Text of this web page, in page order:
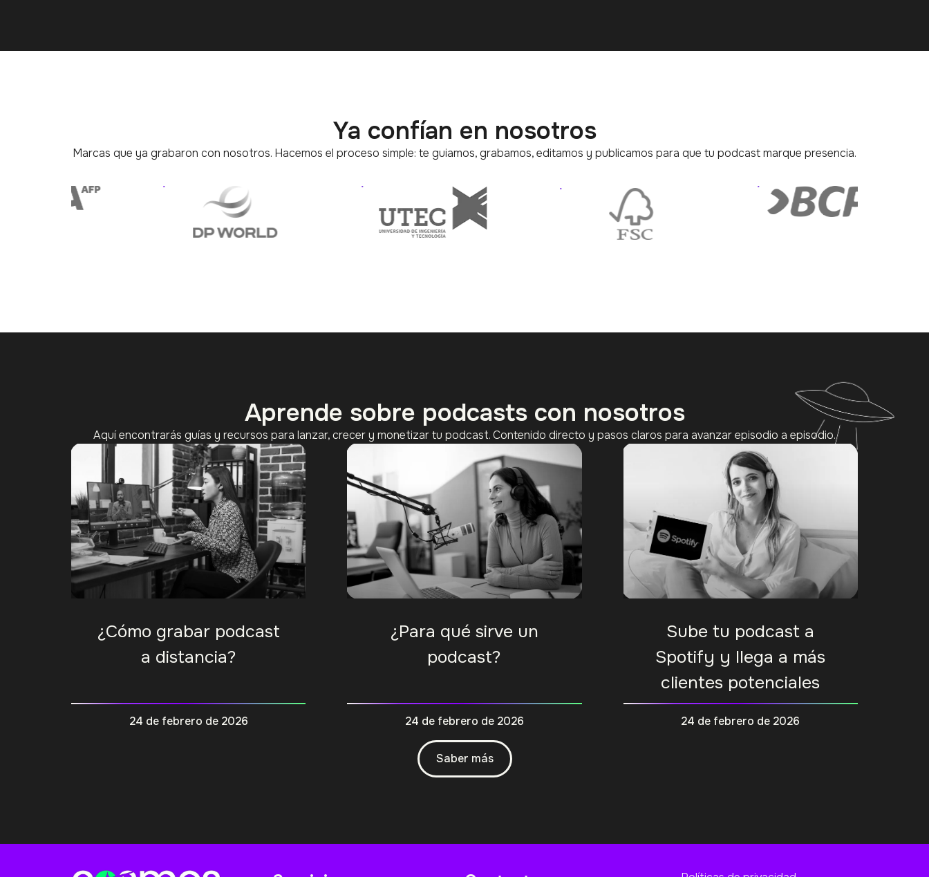
Ya confían en nosotros
Marcas que ya grabaron con nosotros. Hacemos el proceso simple: te guiamos, grabamos, editamos y publicamos para que tu podcast marque presencia.
Aprende sobre podcasts con nosotros
Aquí encontrarás guías y recursos para lanzar, crecer y monetizar tu podcast. Contenido directo y pasos claros para avanzar episodio a episodio.
¿Cómo grabar podcast
a distancia?
24 de febrero de 2026
¿Para qué sirve un
podcast?
24 de febrero de 2026
Sube tu podcast a
Spotify y llega a más
clientes potenciales
24 de febrero de 2026
Saber más